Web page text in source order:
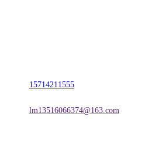
15714211555
lm13516066374@163.com